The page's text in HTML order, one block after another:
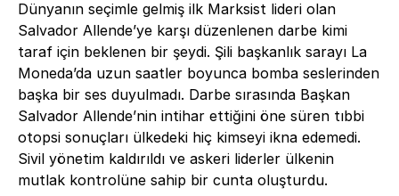
Dünyanın seçimle gelmiş ilk Marksist lideri olan
Salvador Allende’ye karşı düzenlenen darbe kimi
taraf için beklenen bir şeydi. Şili başkanlık sarayı La
Moneda’da uzun saatler boyunca bomba seslerinden
başka bir ses duyulmadı. Darbe sırasında Başkan
Salvador Allende’nin intihar ettiğini öne süren tıbbi
otopsi sonuçları ülkedeki hiç kimseyi ikna edemedi.
Sivil yönetim kaldırıldı ve askeri liderler ülkenin
mutlak kontrolüne sahip bir cunta oluşturdu.